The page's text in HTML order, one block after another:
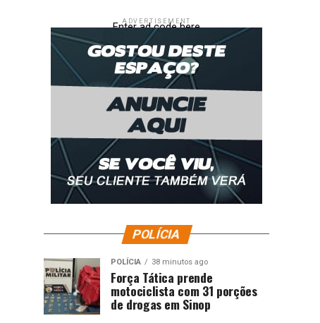
ADVERTISEMENT
Enter ad code here
POLÍCIA
POLÍCIA 38 minutos ago
Força Tática prende
motociclista com 31 porções
de drogas em Sinop